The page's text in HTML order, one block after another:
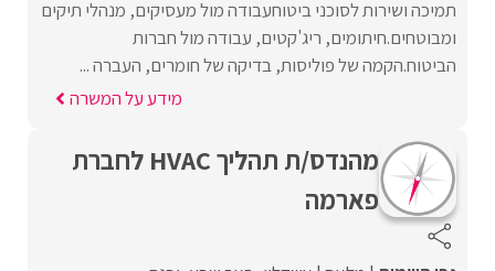
תמיכה ושירות לסוכני ביטוחעבודה מול מעסיקים, מנהלי תיקים
ומבוטחים.חיתומים, ריג'קטים, עבודה מול חברות
הביטוח.הקמה של פוליסות, בדיקה של חומרים, העברה ...
מידע על המשרה
מהנדס/ת תהליך HVAC לחברת
פארמה